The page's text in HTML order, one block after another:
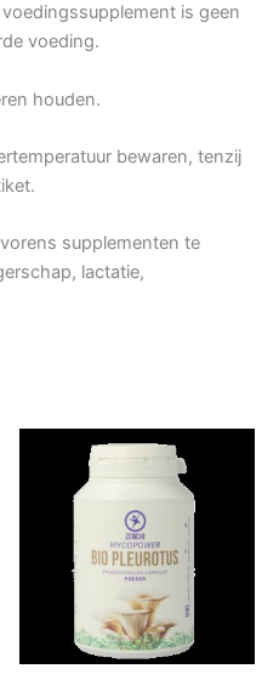
is geen
voeding.
houden.
bewaren, tenzij
supplementen te
lactatie,